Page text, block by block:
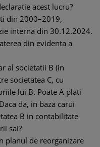
acest lucru?
din 2000–2019,
interna din 30.12.2024.
din evidenta a
al societatii B (in
societatea C, cu
lui B. Poate A plati
da, in baza carui
B in contabilitate
sai?
planul de reorganizare